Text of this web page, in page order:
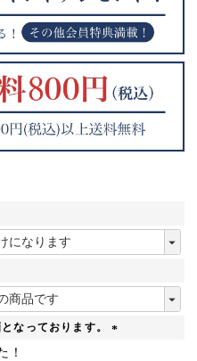
となっております。
！